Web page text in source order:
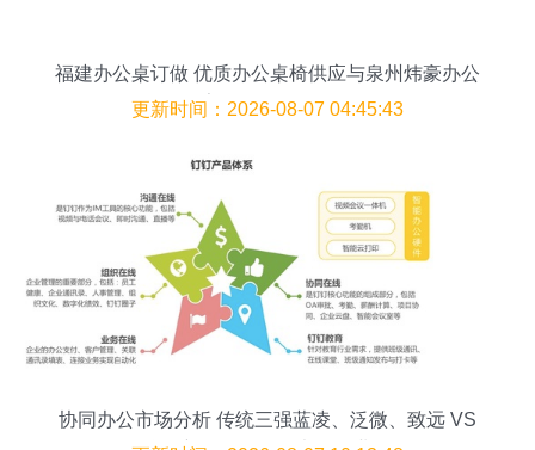
福建办公桌订做 优质办公桌椅供应与泉州炜豪办公
家具的全面导购
更新时间：2026-08-07 04:45:43
协同办公市场分析 传统三强蓝凌、泛微、致远 VS